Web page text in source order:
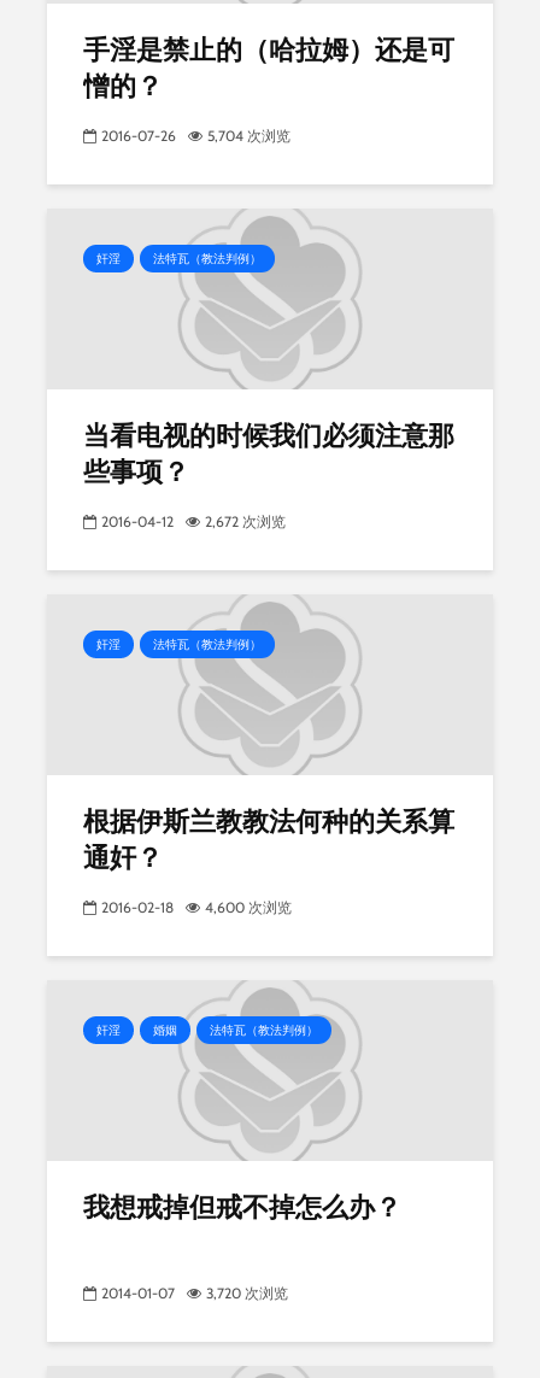
手淫是禁止的（哈拉姆）还是可
憎的？
2016-07-26 5,704 次浏览
奸淫 法特瓦（教法判例）
当看电视的时候我们必须注意那
些事项？
2016-04-12 2,672 次浏览
奸淫 法特瓦（教法判例）
根据伊斯兰教教法何种的关系算
通奸？
2016-02-18 4,600 次浏览
奸淫 婚姻 法特瓦（教法判例）
我想戒掉但戒不掉怎么办？
2014-01-07 3,720 次浏览